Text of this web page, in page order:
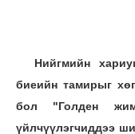
Нийгмийн
биеийн тамирыг
бол "Голден
үйлчүүлэгчиддээ